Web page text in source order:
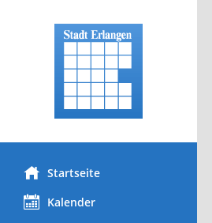
Startseite
Kalender